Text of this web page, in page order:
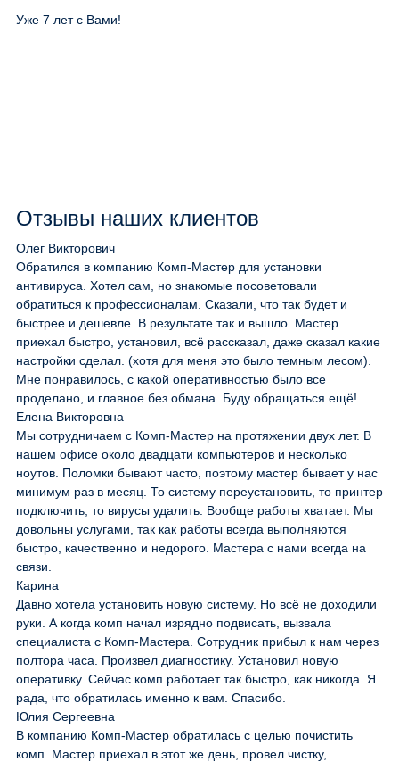
Уже 7 лет с Вами!
Отзывы наших клиентов
Олег Викторович
Обратился в компанию Комп-Мастер для установки
антивируса. Хотел сам, но знакомые посоветовали
обратиться к профессионалам. Сказали, что так будет и
быстрее и дешевле. В результате так и вышло. Мастер
приехал быстро, установил, всё рассказал, даже сказал какие
настройки сделал. (хотя для меня это было темным лесом).
Мне понравилось, с какой оперативностью было все
проделано, и главное без обмана. Буду обращаться ещё!
Елена Викторовна
Мы сотрудничаем с Комп-Мастер на протяжении двух лет. В
нашем офисе около двадцати компьютеров и несколько
ноутов. Поломки бывают часто, поэтому мастер бывает у нас
минимум раз в месяц. То систему переустановить, то принтер
подключить, то вирусы удалить. Вообще работы хватает. Мы
довольны услугами, так как работы всегда выполняются
быстро, качественно и недорого. Мастера с нами всегда на
связи.
Карина
Давно хотела установить новую систему. Но всё не доходили
руки. А когда комп начал изрядно подвисать, вызвала
специалиста с Комп-Мастера. Сотрудник прибыл к нам через
полтора часа. Произвел диагностику. Установил новую
оперативку. Сейчас комп работает так быстро, как никогда. Я
рада, что обратилась именно к вам. Спасибо.
Юлия Сергеевна
В компанию Комп-Мастер обратилась с целью почистить
комп. Мастер приехал в этот же день, провел чистку,